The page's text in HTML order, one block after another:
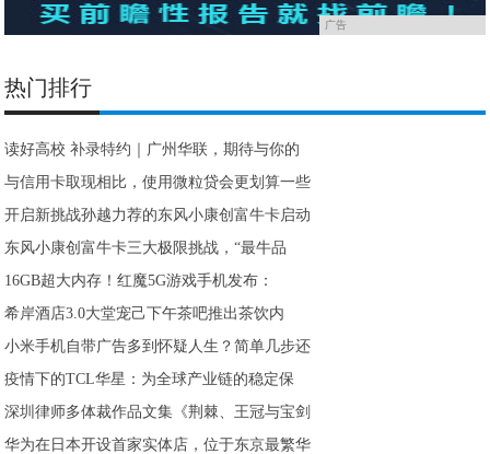
广告
热门排行
读好高校 补录特约｜广州华联，期待与你的
与信用卡取现相比，使用微粒贷会更划算一些
开启新挑战孙越力荐的东风小康创富牛卡启动
东风小康创富牛卡三大极限挑战，“最牛品
16GB超大内存！红魔5G游戏手机发布：
希岸酒店3.0大堂宠己下午茶吧推出茶饮内
小米手机自带广告多到怀疑人生？简单几步还
疫情下的TCL华星：为全球产业链的稳定保
深圳律师多体裁作品文集《荆棘、王冠与宝剑
华为在日本开设首家实体店，位于东京最繁华